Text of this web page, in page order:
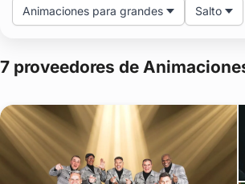
Animaciones para grandes Salto
7 proveedores de